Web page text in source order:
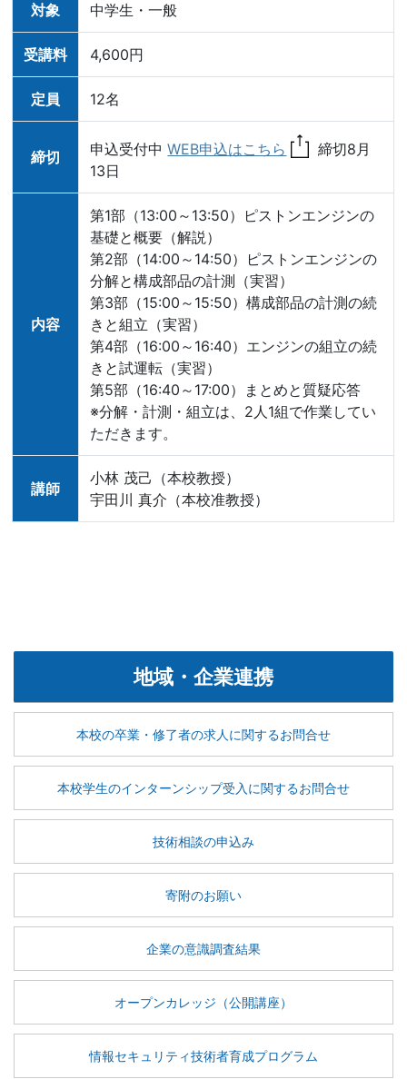
対象 中学生・一般
受講料 4,600円
定員 12名
締切 申込受付中WEB申込はこちら
締切8月
13日
内容
第1部（13:00～13:50）ピストンエンジンの
基礎と概要（解説）
第2部（14:00～14:50）ピストンエンジンの
分解と構成部品の計測（実習）
第3部（15:00～15:50）構成部品の計測の続
きと組立（実習）
第4部（16:00～16:40）エンジンの組立の続
きと試運転（実習）
第5部（16:40～17:00）まとめと質疑応答
※分解・計測・組立は、2人1組で作業してい
ただきます。
講師
小林 茂己（本校教授）
宇田川 真介（本校准教授）
地域・企業連携
本校の卒業・修了者の求人に関するお問合せ
本校学生のインターンシップ受入に関するお問合せ
技術相談の申込み
寄附のお願い
企業の意識調査結果
オープンカレッジ（公開講座）
情報セキュリティ技術者育成プログラム